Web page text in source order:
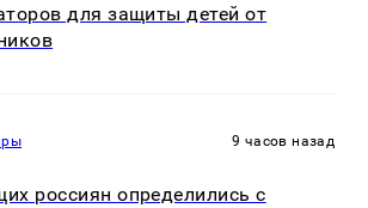
для защиты детей от
9 часов назад
россиян определились с